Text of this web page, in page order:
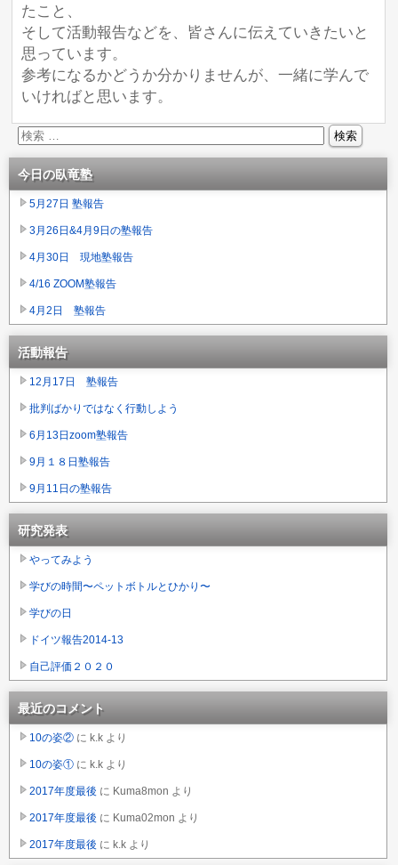
たこと、
そして活動報告などを、皆さんに伝えていきたいと
思っています。
参考になるかどうか分かりませんが、一緒に学んで
いければと思います。
今日の臥竜塾
5月27日 塾報告
3月26日&4月9日の塾報告
4月30日 現地塾報告
4/16 ZOOM塾報告
4月2日 塾報告
活動報告
12月17日 塾報告
批判ばかりではなく行動しよう
6月13日zoom塾報告
9月１８日塾報告
9月11日の塾報告
研究発表
やってみよう
学びの時間〜ペットボトルとひかり〜
学びの日
ドイツ報告2014-13
自己評価２０２０
最近のコメント
10の姿② に k.k より
10の姿① に k.k より
2017年度最後 に Kuma8mon より
2017年度最後 に Kuma02mon より
2017年度最後 に k.k より